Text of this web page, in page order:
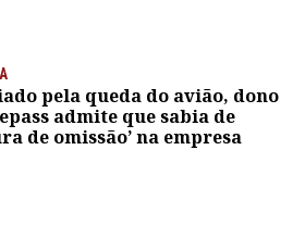
pela queda do avião, dono
admite que sabia de
de omissão’ na empresa